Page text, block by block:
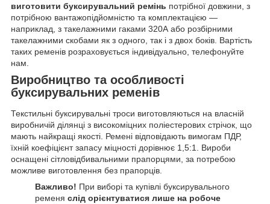
виготовити буксирувальний ремінь потрібної довжини, з
потрібною вантажопідйомністю та комплектацією —
наприклад, з такелажними гаками 320А або розбірними
такелажними скобами як з одного, так і з двох боків. Вартість
таких ременів розраховується індивідуально, телефонуйте
нам.
Виробництво та особливості
буксирувальних ременів
Текстильні буксирувальні троси виготовляються на власній
виробничій ділянці з високоміцних поліестерових стрічок, що
мають найкращі якості. Ремені відповідають вимогам ПДР,
їхній коефіцієнт запасу міцності дорівнює 1,5:1. Вироби
оснащені сітловідбивальними прапорцями, за потребою
можливе виготовлення без прапорців.
Важливо! При виборі та купівлі буксирувального
ременя слід орієнтуватися лише на робоче